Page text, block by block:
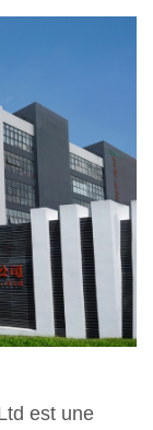
est une